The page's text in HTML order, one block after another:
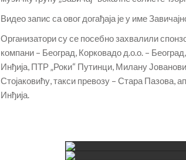
Видео запис са овог догађаја је у име
Организатори су се посебно захвалили
компани – Београд, Корковадо д.о.о. –
Инђија, ПТР „Роки“ Путинци, Милану
Стојаковићу, такси превозу – Стара Пазова,
Инђија.